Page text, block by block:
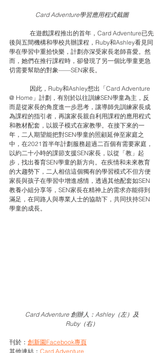
Card Adventure學習應用程式截圖
後與五間機構和學校共辦課程，Ruby和Ashley看見同
學在學習中重拾快樂，計劃亦深受家長老師喜愛。然
而，她們在推行課程時，卻發現了另一個比學童更急
切需要幫助的對象——SEN家長。
@ Home」計劃，有別於以往訓練SEN學童為主，反
而是從家長的角度進一步思考，讓導師先訓練家長成
為課程的指引者，再讓家長親自利用課程的應用程式
和教材配套，以親子模式在家教學。在接下來的一
年，二人期望能把對SEN學童的照顧延伸至家庭之
中，在2021首半年計劃服務超過二百個有需要家庭，
以約二十小時的課節支援SEN家長，以從「教」起
步，找出養育SEN學童的新方向。在疾情和未來教育
的大趨勢下，二人相信這個獨有的學習模式不但方便
家長與孩子在學習中增進感情，透過其他配套如SEN
教養小組分享等，SEN家長在精神上的需求亦能得到
滿足，在同路人與專業人士的協助下，共同扶持SEN
學童的成長。
Card Adventure 創辦人：Ashley（左）及
Ruby（右）
刊於： 創新園Facebook專頁
其他連結： Card Adventure